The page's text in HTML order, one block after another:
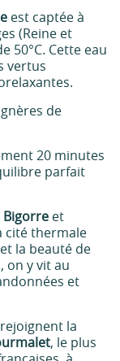
est captée à
(Reine et
50°C. Cette eau
vertus
de
20 minutes
parfait
Bigorre et
cité thermale
la beauté de
on y vit au
et
la
, le plus